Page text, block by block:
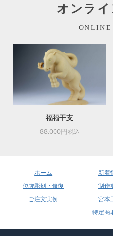
オンラ
ONLINE
福福干支
88,000円税込
ホーム 新着
位牌彫刻・修復
制作
ご注文実例
宮本
特定商